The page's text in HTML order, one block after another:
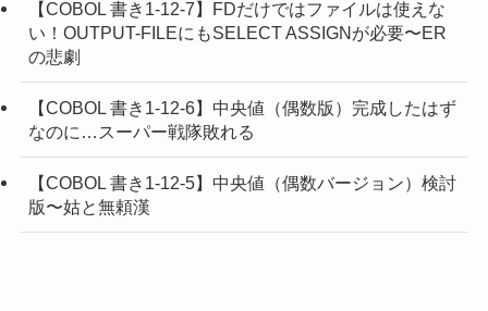
【COBOL 書き1-12-7】FDだけではファイルは使えな
い！OUTPUT-FILEにもSELECT ASSIGNが必要〜ER
の悲劇
【COBOL 書き1-12-6】中央値（偶数版）完成したはず
なのに…スーパー戦隊敗れる
【COBOL 書き1-12-5】中央値（偶数バージョン）検討
版〜姑と無頼漢